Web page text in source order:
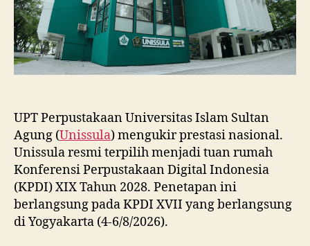
UPT Perpustakaan Universitas Islam Sultan
Agung (Unissula) mengukir prestasi nasional.
Unissula resmi terpilih menjadi tuan rumah
Konferensi Perpustakaan Digital Indonesia
(KPDI) XIX Tahun 2028. Penetapan ini
berlangsung pada KPDI XVII yang berlangsung
di Yogyakarta (4-6/8/2026).